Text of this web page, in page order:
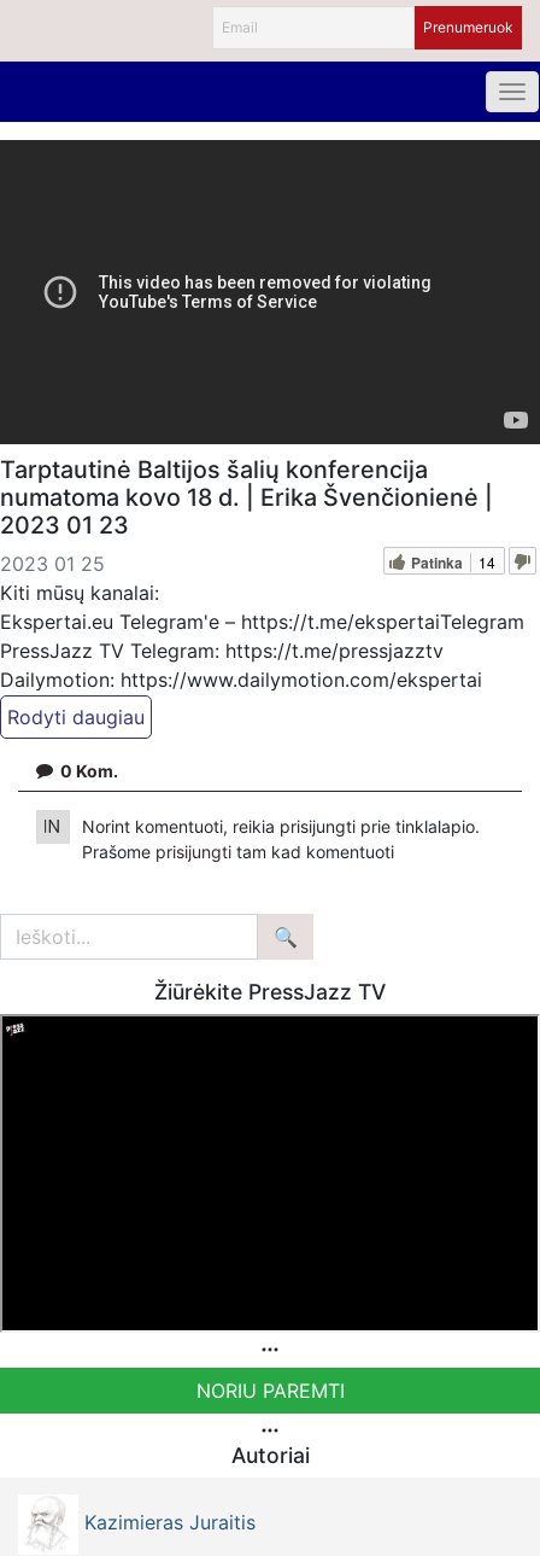
Tarptautinė Baltijos šalių konferencija
numatoma kovo 18 d. | Erika Švenčionienė |
2023 01 23
2023 01 25 Patinka 14
Kiti mūsų kanalai:
Ekspertai.eu Telegram'e – https://t.me/ekspertaiTelegram
PressJazz TV Telegram: https://t.me/pressjazztv
Dailymotion: https://www.dailymotion.com/ekspertai
https://www.pressjazz.tv
Mūsų veikla galima tik dėka skaitytojų ir žiūrovų, mus
paremti galima šiais būdais:
VšĮ „Ekspertai.eu“ bankiniu pavedinimu galite pervesti į
yra banke Luminor
arba per PayPal paspaudę šią nuorodą –
https://www.paypal.com/paypalme/Ekspertaieu?
locale.x=en_US
Patreon platformoje patreon.com/KazimierasJuraitis
Bankiniu pavedimu - Gavėjas - Eduardas Vaitkus, IBAN
Sąskaita - BE74 9741 1418 7807
Bankas MONESE, SWIFT (BIC) kodas PESOBEB1
Bankiniu pavedimu - Gavėjas - Kazimieras Juraitis, IBAN
Sąskaita - BE92 9741 1390 8123
Norintys paremti Visuomeninį Judėjimą TEISINGUMO
0 Kom.
Norint komentuoti, reikia prisijungti prie tinklalapio.
Prašome prisijungti tam kad komentuoti
Žiūrėkite PressJazz TV
NORIU PAREMTI
Autoriai
Kazimieras Juraitis